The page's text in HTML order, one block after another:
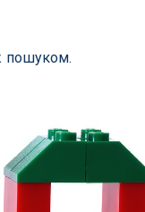
пошуком.